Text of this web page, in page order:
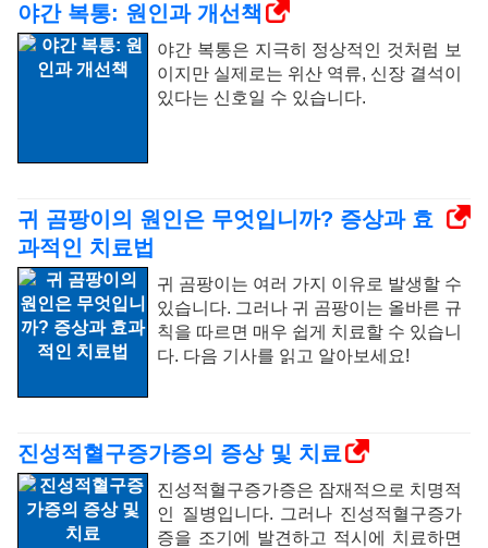
야간 복통: 원인과 개선책
야간 복통은 지극히 정상적인 것처럼 보
이지만 실제로는 위산 역류, 신장 결석이
있다는 신호일 수 있습니다.
귀 곰팡이의 원인은 무엇입니까? 증상과 효
과적인 치료법
귀 곰팡이는 여러 가지 이유로 발생할 수
있습니다. 그러나 귀 곰팡이는 올바른 규
칙을 따르면 매우 쉽게 치료할 수 있습니
다. 다음 기사를 읽고 알아보세요!
진성적혈구증가증의 증상 및 치료
진성적혈구증가증은 잠재적으로 치명적
인 질병입니다. 그러나 진성적혈구증가
증을 조기에 발견하고 적시에 치료하면